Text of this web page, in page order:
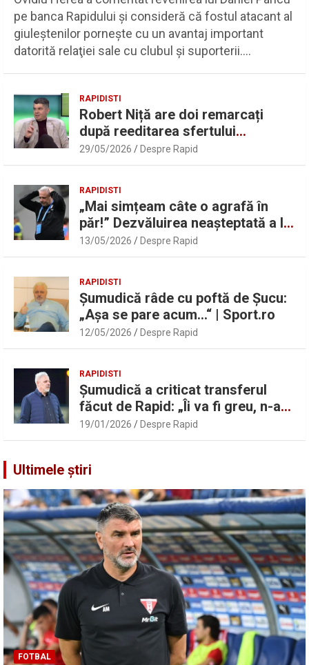
pe banca Rapidului şi consideră că fostul atacant al
giuleştenilor porneşte cu un avantaj important
datorită relaţiei sale cu clubul şi suporterii.…
RAPIDISTI
Robert Niță are doi remarcați
după reeditarea sfertului
UEFAntastic: „Lideri în teren” |
Sport.ro
29/05/2026 Despre Rapid
RAPIDISTI
„Mai simțeam câte o agrafă în
păr!” Dezvăluirea neașteptată a lui
Marius Șumudică despre Daniel
Pancu
13/05/2026 Despre Rapid
RAPIDISTI
Șumudică râde cu poftă de Șucu:
„Așa se pare acum…“ | Sport.ro
12/05/2026 Despre Rapid
RAPIDISTI
Șumudică a criticat transferul
făcut de Rapid: „Îi va fi greu, n-am
înțeles”
19/01/2026 Despre Rapid
Ultimele știri
FOTBAL